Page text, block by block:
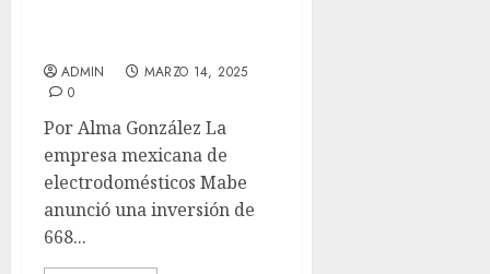
ADMIN
MARZO 14, 2025
0
Por Alma González La
empresa mexicana de
electrodomésticos Mabe
anunció una inversión de
668...